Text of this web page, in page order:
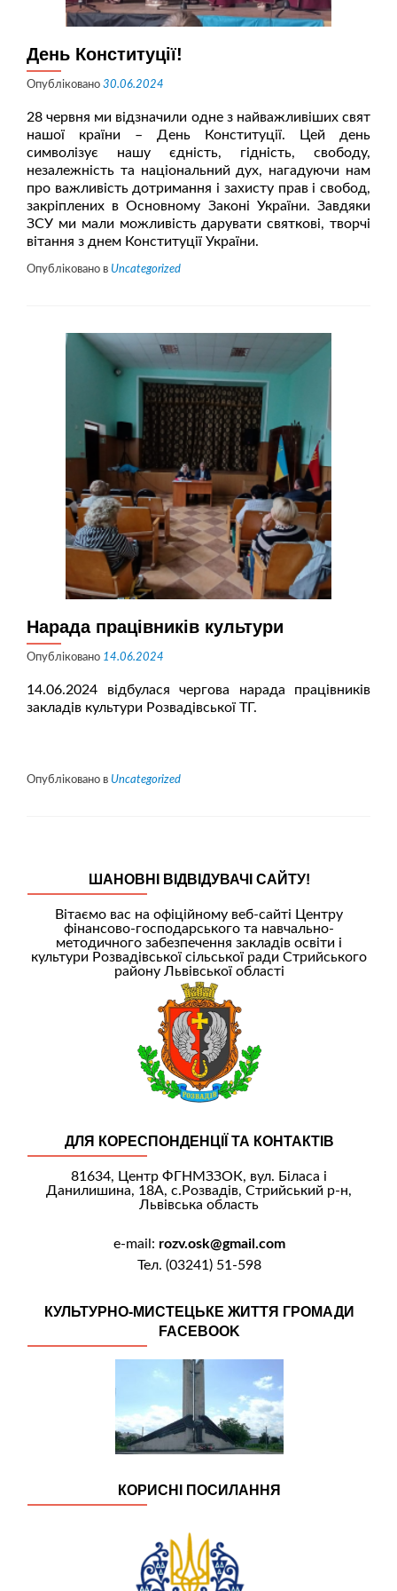
День Конституції!
Опубліковано 30.06.2024
28 червня ми відзначили одне з найважливіших свят
нашої країни – День Конституції. Цей день
символізує нашу єдність, гідність, свободу,
незалежність та національний дух, нагадуючи нам
про важливість дотримання і захисту прав і свобод,
закріплених в Основному Законі України. Завдяки
ЗСУ ми мали можливість дарувати святкові, творчі
вітання з днем Конституції України.
Опубліковано в Uncategorized
Нарада працівників культури
Опубліковано 14.06.2024
14.06.2024 відбулася чергова нарада працівників
закладів культури Розвадівської ТГ.
Опубліковано в Uncategorized
ШАНОВНІ ВІДВІДУВАЧІ САЙТУ!
Вітаємо вас на офіційному веб-сайті Центру
фінансово-господарського та навчально-
методичного забезпечення закладів освіти і
культури Розвадівської сільської ради Стрийського
району Львівської області
ДЛЯ КОРЕСПОНДЕНЦІЇ ТА КОНТАКТІВ
81634, Центр ФГНМЗЗОК, вул. Біласа і
Данилишина, 18А, с.Розвадів, Стрийський р-н,
Львівська область
e-mail: rozv.osk@gmail.com
Тел. (03241) 51-598
КУЛЬТУРНО-МИСТЕЦЬКЕ ЖИТТЯ ГРОМАДИ
FACEBOOK
КОРИСНІ ПОСИЛАННЯ